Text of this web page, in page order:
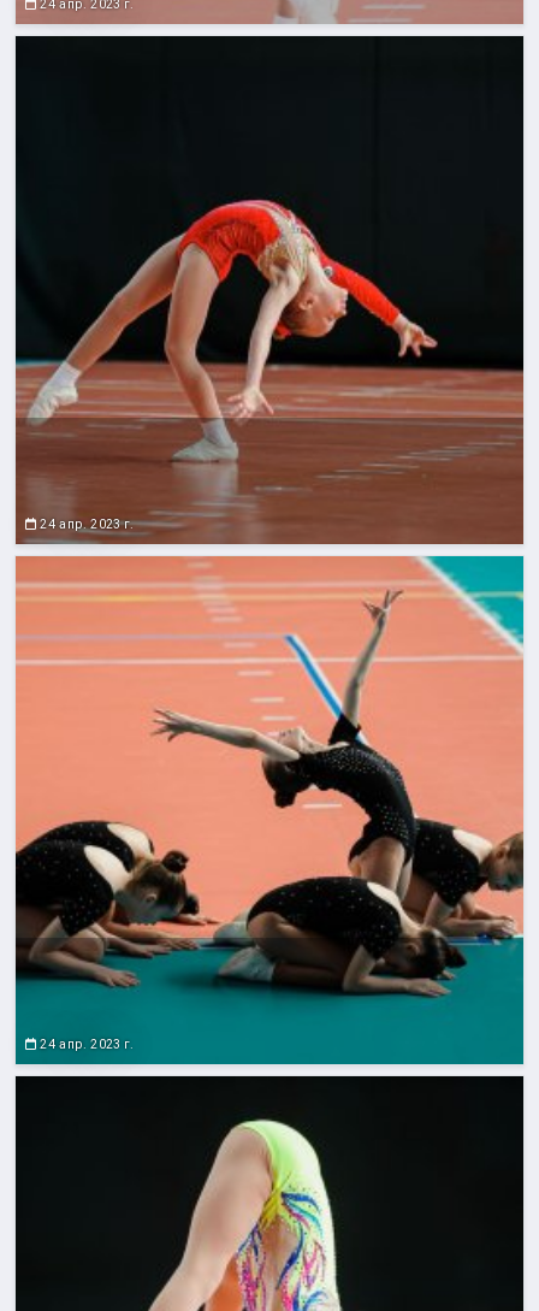
24 апр. 2023 г.
24 апр. 2023 г.
24 апр. 2023 г.